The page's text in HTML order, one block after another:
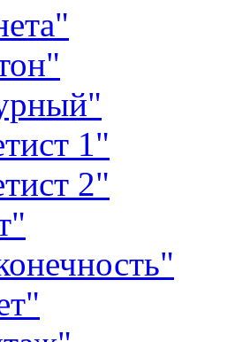
1"
2"